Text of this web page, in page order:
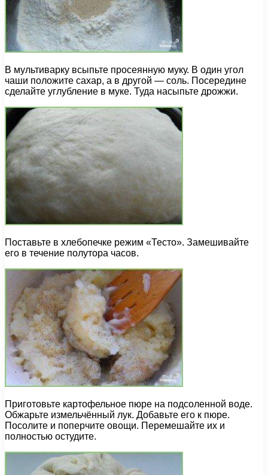
В мультиварку всыпьте просеянную муку. В один угол
чаши положите сахар, а в другой — соль. Посередине
сделайте углубление в муке. Туда насыпьте дрожжи.
Поставьте в хлебопечке режим «Тесто». Замешивайте
его в течение полутора часов.
Приготовьте картофельное пюре на подсоленной воде.
Обжарьте измельчённый лук. Добавьте его к пюре.
Посолите и поперчите овощи. Перемешайте их и
полностью остудите.